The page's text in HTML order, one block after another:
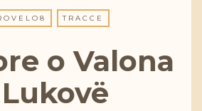
TRACCE
o Valona